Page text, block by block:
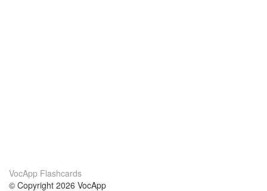
VocApp Flashcards
© Copyright 2026 VocApp